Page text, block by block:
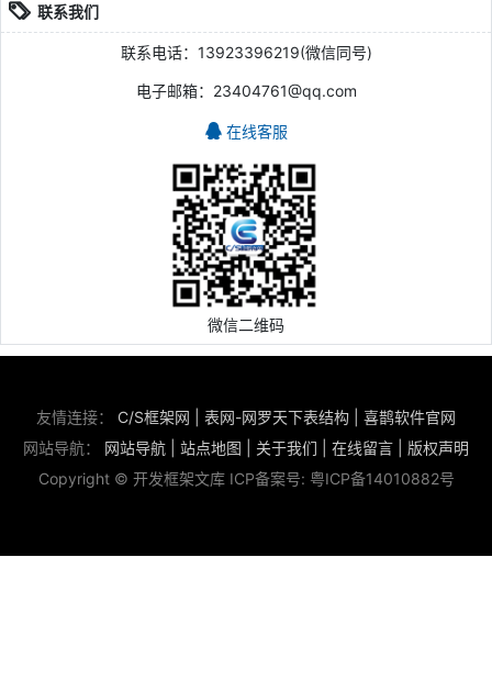
联系我们
联系电话：13923396219(微信同号)
电子邮箱：23404761@qq.com
在线客服
微信二维码
友情连接： C/S框架网 表网-网罗天下表结构
喜鹊软件官网
网站导航： 网站导航 站点地图 关于我们 在线留言
版权声明
Copyright © 开发框架文库 ICP备案号: 粤ICP备14010882号